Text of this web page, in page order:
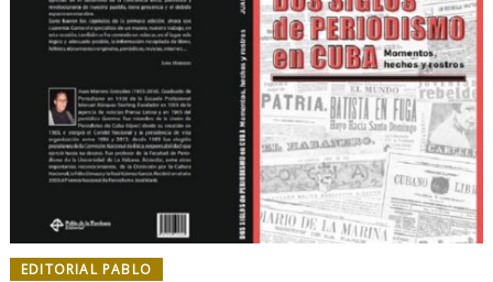
EDITORIAL PABLO